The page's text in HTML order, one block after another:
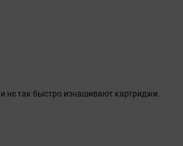
не так быстро изнашивают картриджи.